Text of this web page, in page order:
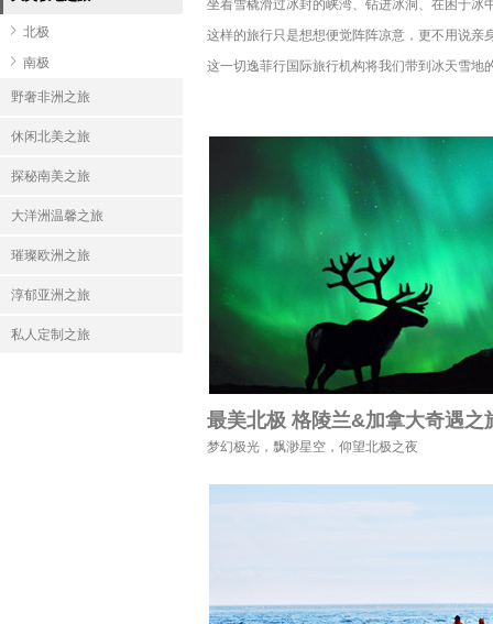
北极
南极
野奢非洲之旅
休闲北美之旅
探秘南美之旅
大洋洲温馨之旅
璀璨欧洲之旅
淳郁亚洲之旅
私人定制之旅
坐着雪橇滑过冰封的峡湾、钻进冰洞、在困于
这样的旅行只是想想便觉阵阵凉意，更不用说亲
这一切逸菲行国际旅行机构将我们带到冰天雪地
最美北极 格陵兰&加拿大奇遇之
梦幻极光，飘渺星空，仰望北极之夜